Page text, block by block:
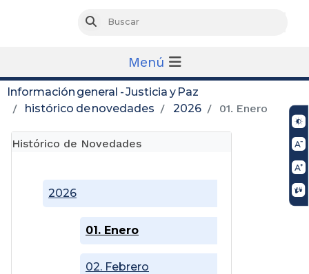
Buscar
Menú
Información general - Justicia y Paz
histórico de novedades
2026 01. Enero
Histórico de Novedades
2026
01. Enero
02. Febrero